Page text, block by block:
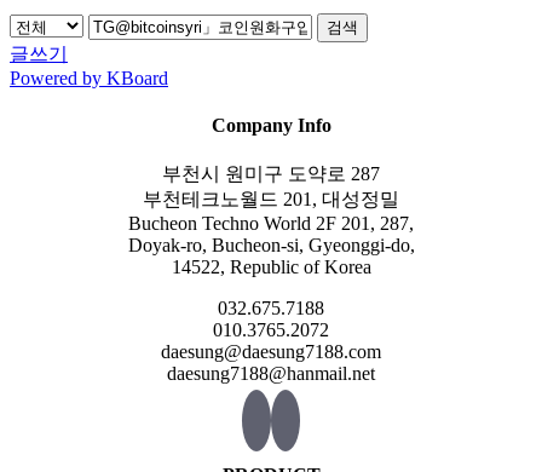
검색
글쓰기
Powered by KBoard
Company Info
부천시 원미구 도약로 287
부천테크노월드 201, 대성정밀
Bucheon Techno World 2F 201, 287,
Doyak-ro, Bucheon-si, Gyeonggi-do,
14522, Republic of Korea
032.675.7188
010.3765.2072
daesung@daesung7188.com
daesung7188@hanmail.net